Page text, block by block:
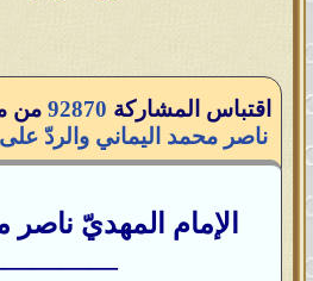
اقتباس المشاركة 92870 من
ناصر محمد اليماني والردّ
الإمام المهديّ ناصر